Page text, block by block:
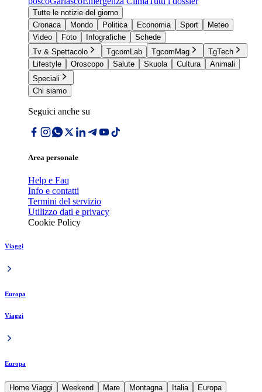
Tutte le notizie del giorno
Cronaca
Mondo Politica Economia Sport
Meteo
Video
Foto Infografiche
Schede
Tv & Spettacolo
TgcomLab TgcomMag
TgTech
Lifestyle
Oroscopo Salute Skuola Cultura
Animali
Speciali
Chi siamo
Seguici anche su
Area personale
Help e Faq
Info e contatti
Termini del servizio
Utilizzo dati e privacy
Cookie Policy
Viaggi
Europa
Viaggi
Europa
Home Viaggi Weekend Mare Montagna Italia
Europa